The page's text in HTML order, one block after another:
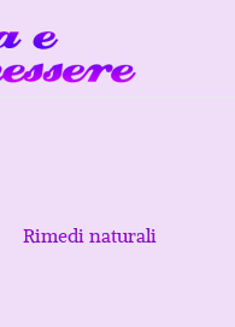
Rimedi naturali